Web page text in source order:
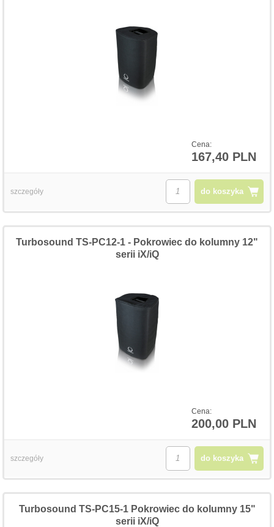
Cena:
167,40 PLN
do koszyka
szczegóły
Cena:
200,00 PLN
Turbosound TS-PC12-1 - Pokrowiec do kolumny 12"
serii iX/iQ
do koszyka
szczegóły
Turbosound TS-PC15-1 Pokrowiec do kolumny 15"
serii iX/iQ